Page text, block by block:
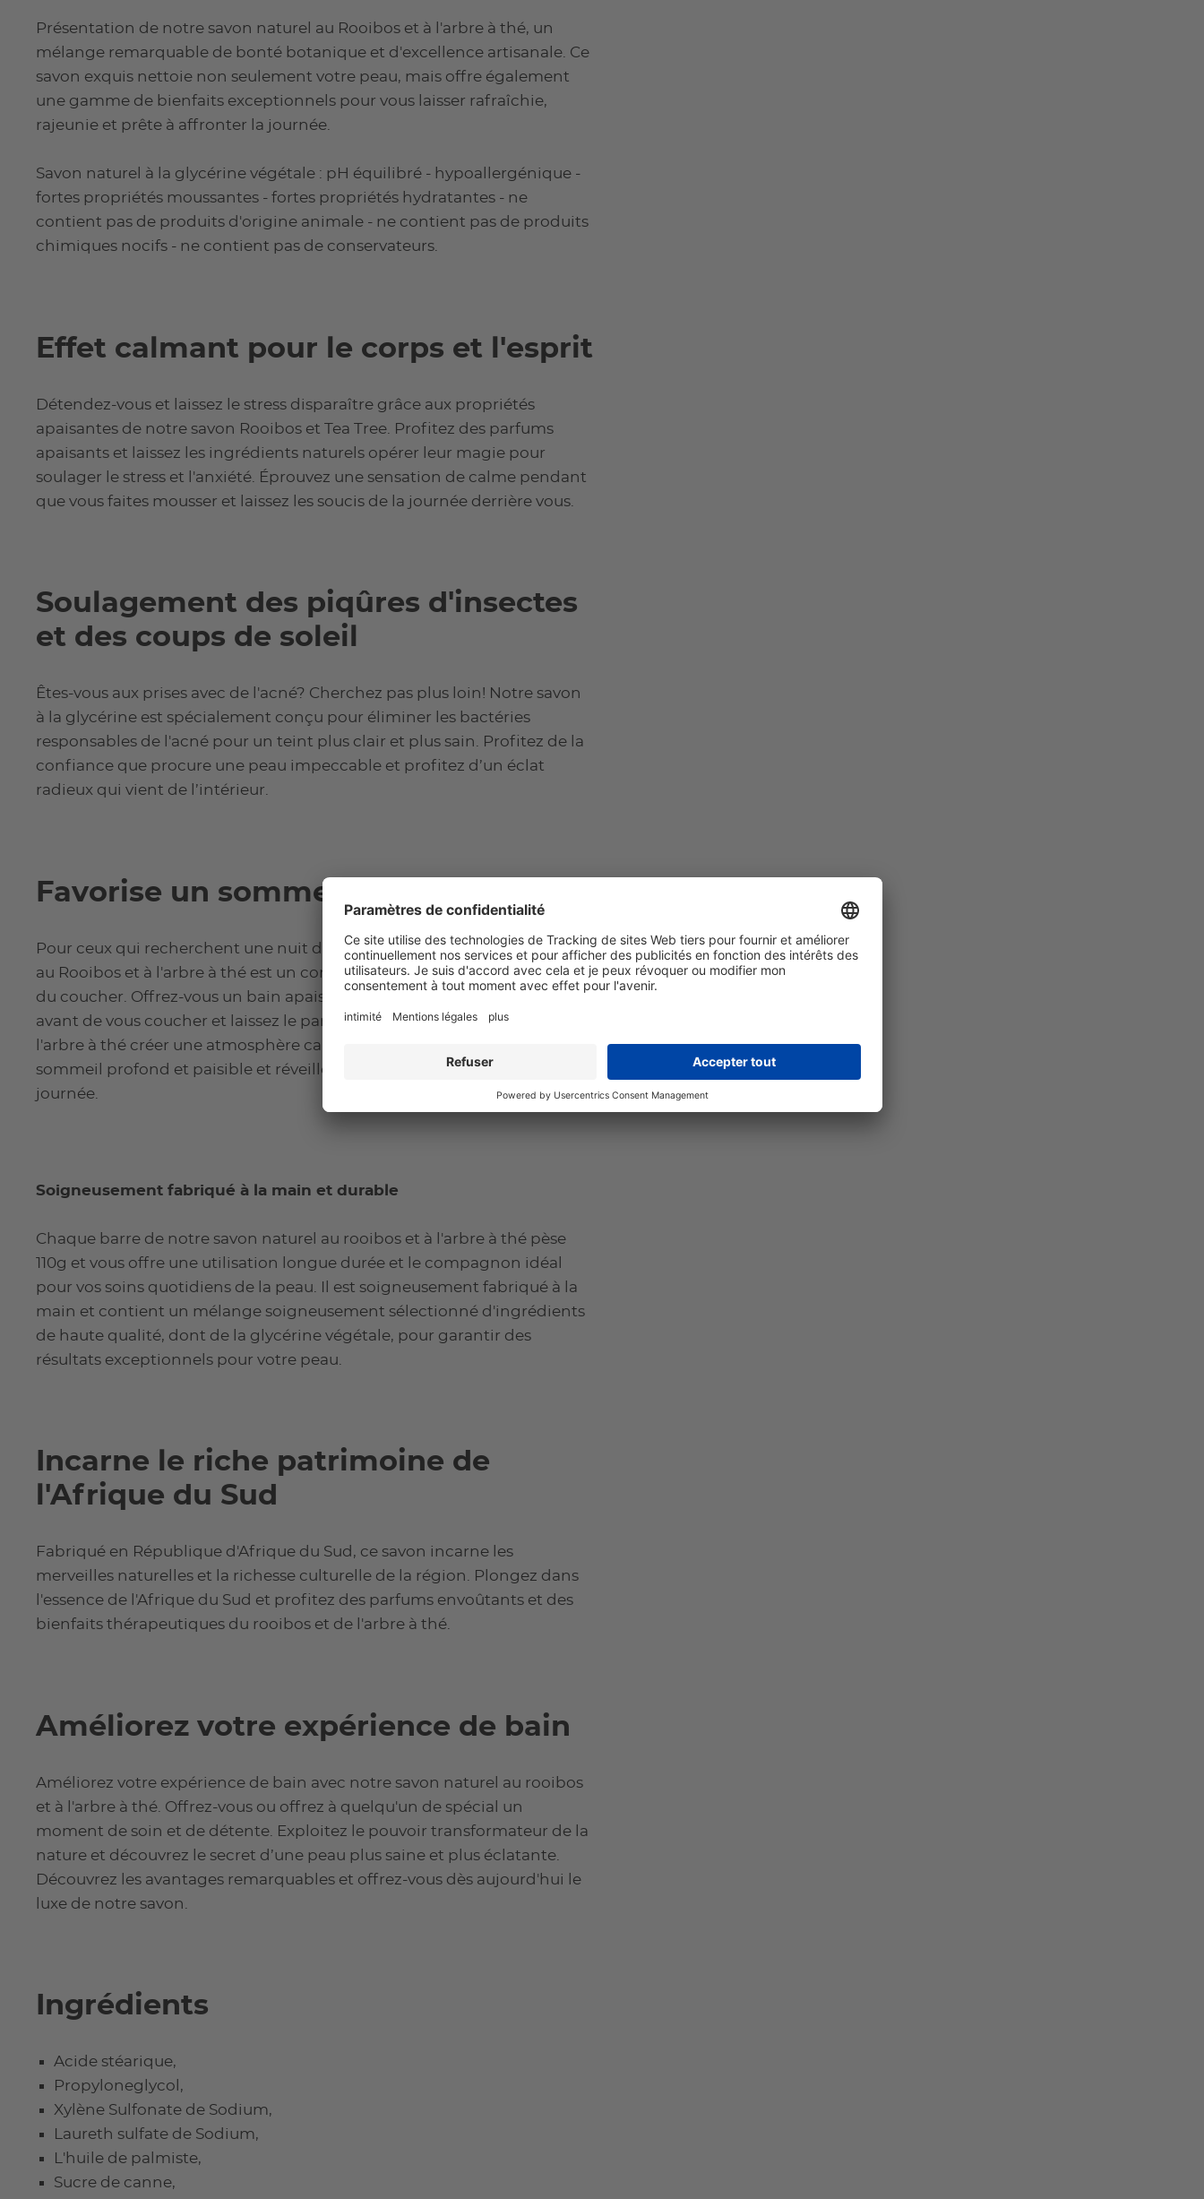
Présentation de notre savon naturel au Rooibos et à l'arbre à thé, un
mélange remarquable de bonté botanique et d'excellence artisanale. Ce
savon exquis nettoie non seulement votre peau, mais offre également
une gamme de bienfaits exceptionnels pour vous laisser rafraîchie,
rajeunie et prête à affronter la journée.
Savon naturel à la glycérine végétale : pH équilibré - hypoallergénique -
fortes propriétés moussantes - fortes propriétés hydratantes - ne
contient pas de produits d'origine animale - ne contient pas de produits
chimiques nocifs - ne contient pas de conservateurs.
Effet calmant pour le corps et l'esprit
Détendez-vous et laissez le stress disparaître grâce aux propriétés
apaisantes de notre savon Rooibos et Tea Tree. Profitez des parfums
apaisants et laissez les ingrédients naturels opérer leur magie pour
soulager le stress et l'anxiété. Éprouvez une sensation de calme pendant
que vous faites mousser et laissez les soucis de la journée derrière vous.
Soulagement des piqûres d'insectes
et des coups de soleil
Êtes-vous aux prises avec de l'acné? Cherchez pas plus loin! Notre savon
à la glycérine est spécialement conçu pour éliminer les bactéries
responsables de l'acné pour un teint plus clair et plus sain. Profitez de la
confiance que procure une peau impeccable et profitez d’un éclat
radieux qui vient de l’intérieur.
Favorise un sommeil réparateur
Pour ceux qui recherchent une nuit de sommeil réparatrice, notre savon
au Rooibos et à l'arbre à thé est un complément parfait à votre routine
du coucher. Offrez-vous un bain apaisant ou une douche rafraîchissante
avant de vous coucher et laissez le parfum apaisant du rooibos et de
l'arbre à thé créer une atmosphère calme. Faites l'expérience d'un
sommeil profond et paisible et réveillez-vous rafraîchi et prêt pour la
journée.
Soigneusement fabriqué à la main et durable
Chaque barre de notre savon naturel au rooibos et à l'arbre à thé pèse
110g et vous offre une utilisation longue durée et le compagnon idéal
pour vos soins quotidiens de la peau. Il est soigneusement fabriqué à la
main et contient un mélange soigneusement sélectionné d'ingrédients
de haute qualité, dont de la glycérine végétale, pour garantir des
résultats exceptionnels pour votre peau.
Incarne le riche patrimoine de
l'Afrique du Sud
Fabriqué en République d'Afrique du Sud, ce savon incarne les
merveilles naturelles et la richesse culturelle de la région. Plongez dans
l'essence de l'Afrique du Sud et profitez des parfums envoûtants et des
bienfaits thérapeutiques du rooibos et de l'arbre à thé.
Améliorez votre expérience de bain
Améliorez votre expérience de bain avec notre savon naturel au rooibos
et à l'arbre à thé. Offrez-vous ou offrez à quelqu'un de spécial un
moment de soin et de détente. Exploitez le pouvoir transformateur de la
nature et découvrez le secret d’une peau plus saine et plus éclatante.
Découvrez les avantages remarquables et offrez-vous dès aujourd'hui le
luxe de notre savon.
Ingrédients
Acide stéarique,
Propyloneglycol,
Xylène Sulfonate de Sodium,
Laureth sulfate de Sodium,
L'huile de palmiste,
Sucre de canne,